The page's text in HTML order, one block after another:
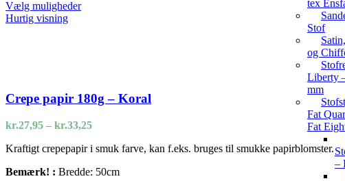
tex
Stof
og
Liberty
mm
Fat
Fat
–
Vælg mulighederDette
vælges
på
Hurtig visning
Crepe papir 180g – Koral
kr.27,95 – kr.33,25Prisinterval:
til
Kraftigt crepepapir i smuk farve, kan f.eks. bruges til smukke papirblomster.
Bemærk! : Bredde: 50cm